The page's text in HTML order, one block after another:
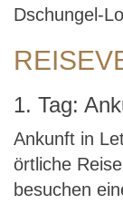
Dschungel-
1. Tag:
Ankunft in
örtliche
besuchen